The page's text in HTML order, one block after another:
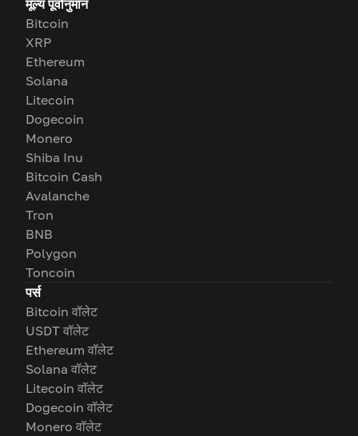
मूल्य पूर्वानुमान
Bitcoin
XRP
Ethereum
Solana
Litecoin
Dogecoin
Monero
Shiba Inu
Bitcoin Cash
Avalanche
Tron
BNB
Polygon
Toncoin
पर्स
Bitcoin वॉलेट
USDT वॉलेट
Ethereum वॉलेट
Solana वॉलेट
Litecoin वॉलेट
Dogecoin वॉलेट
Monero वॉलेट